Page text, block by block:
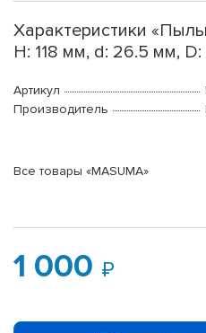
Характеристики
H: 118 мм, d: 26.5 мм, D:
Артикул
Производитель
Все товары «MASUMA»
1 000